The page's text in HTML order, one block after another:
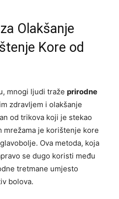
Olakšanje
Kore od
mnogi ljudi traže prirodne
zdravljem i olakšanje
od trikova koji je stekao
mrežama je korištenje kore
Ova metoda, koja
se dugo koristi među
tretmane umjesto
bolova.